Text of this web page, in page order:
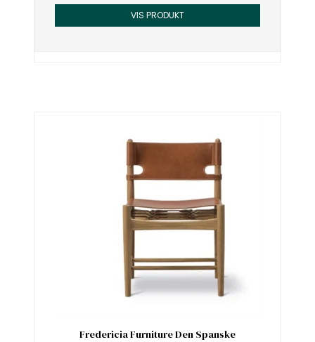
VIS PRODUKT
Fredericia Furniture Den Spanske